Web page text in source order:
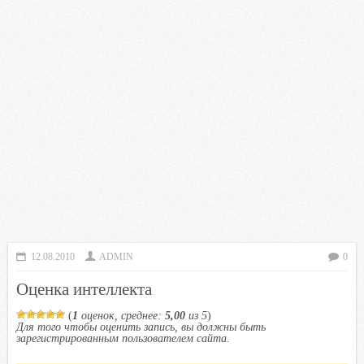
12.08.2010 ADMIN 0
Оценка интеллекта
(1 оценок, среднее: 5,00 из 5)
Для того чтобы оценить запись, вы должны быть
зарегистрированным пользователем сайта.